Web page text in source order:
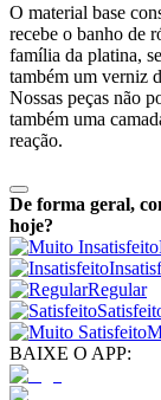
O material base
recebe o banho de
família da platina,
também um verniz
Nossas peças não
também uma
reação.
De forma geral,
hoje?
Regular
BAIXE O APP: